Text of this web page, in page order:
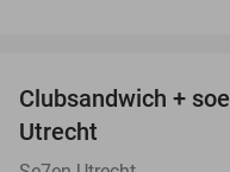
Clubsandwich +
Utrecht